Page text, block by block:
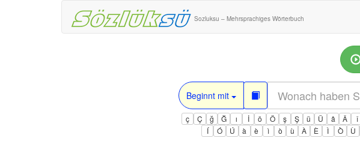
Sozluksu – Mehrsprachiges Wörterbuch
Beginnt mit
ç Ç ğ Ğ ı İ ö Ö ş Ş ü Ü â Â î
Í
Ó Ú à è ì ò ù À È Ì Ò Ù